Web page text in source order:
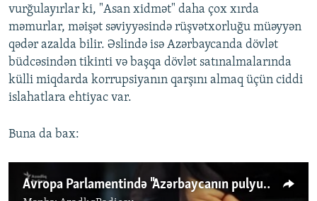
vurğulayırlar ki, "Asan xidmət" daha çox xırda
məmurlar, məişət səviyyəsində rüşvətxorluğu müəyyən
qədər azalda bilir. Əslində isə Azərbaycanda dövlət
büdcəsindən tikinti və başqa dövlət satınalmalarında
külli miqdarda korrupsiyanın qarşını almaq üçün ciddi
islahatlara ehtiyac var.
Buna da bax:
Avropa Parlamentində "Azərbaycanın pulyuyan maşını" müzakirə olunub